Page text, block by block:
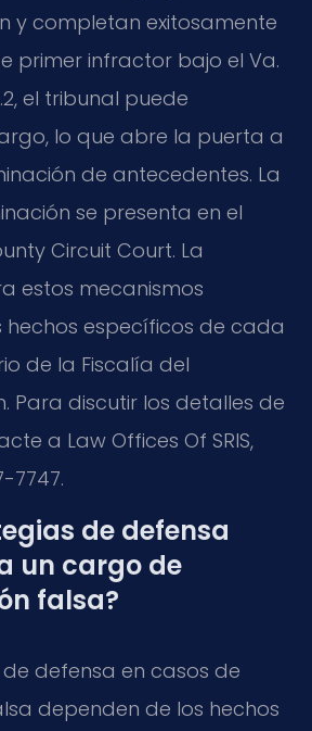
y completan exitosamente
primer infractor bajo el Va.
el tribunal puede
lo que abre la puerta a
de antecedentes. La
se presenta en el
Circuit Court. La
estos mecanismos
específicos de cada
de la Fiscalía del
Para discutir los detalles de
a Law Offices Of SRIS,
7747.
de defensa
un cargo de
falsa?
defensa en casos de
dependen de los hechos